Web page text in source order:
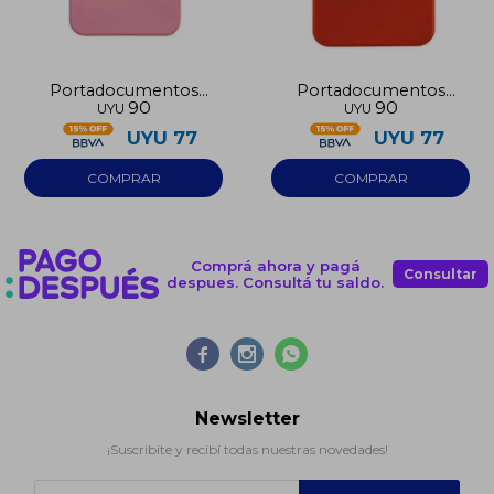
Portadocumentos
adhesivo rosado
UYU 90
UYU 77
Portadocumentos
adhesivo rojo
UYU 90
UYU 77
Comprá ahora y pagá
despues. Consultá tu saldo.
Consultar
  
Newsletter
¡Suscribite y recibí todas nuestras novedades!